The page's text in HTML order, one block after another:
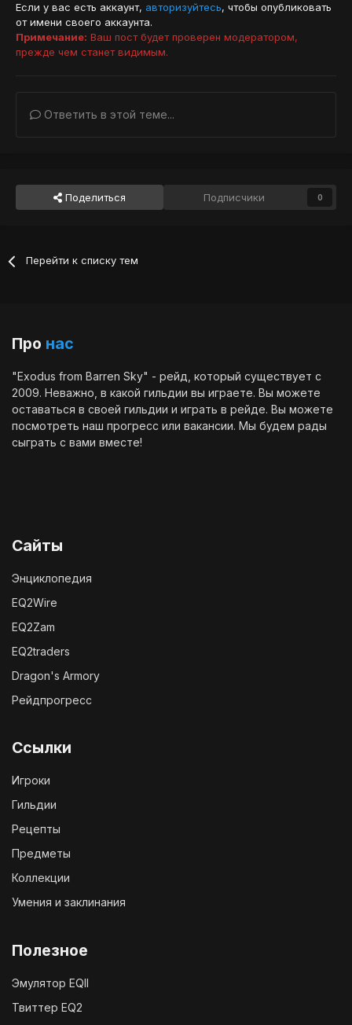
Если у вас есть аккаунт, авторизуйтесь, чтобы опубликовать
от имени своего аккаунта.
Примечание: Ваш пост будет проверен модератором,
прежде чем станет видимым.
Ответить в этой теме...
Поделиться Подписчики 0
Перейти к списку тем
Про нас
"Exodus from Barren Sky" - рейд, который существует с
2009. Неважно, в какой гильдии вы играете. Вы можете
оставаться в своей гильдии и играть в рейде. Вы можете
посмотреть наш прогресс или вакансии. Мы будем рады
сыграть с вами вместе!
Сайты
Энциклопедия
EQ2Wire
EQ2Zam
EQ2traders
Dragon's Armory
Рейдпрогресс
Ссылки
Игроки
Гильдии
Рецепты
Предметы
Коллекции
Умения и заклинания
Полезное
Эмулятор EQII
Твиттер EQ2